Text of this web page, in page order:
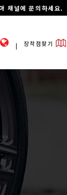
채널에 문의하세요.
ㅣ장착점찾기